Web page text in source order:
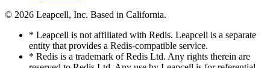
© 2026 Leapcell, Inc. Based in California.
* Leapcell is not affiliated with Redis. Leapcell is a separate
entity that provides a Redis-compatible service.
* Redis is a trademark of Redis Ltd. Any rights therein are